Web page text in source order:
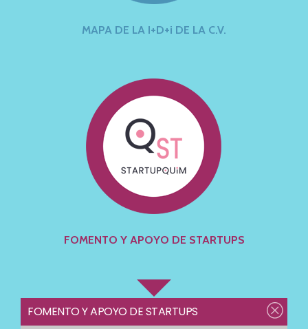
MAPA DE LA I+D+i DE LA C.V.
FOMENTO Y APOYO DE STARTUPS
FOMENTO Y APOYO DE STARTUPS